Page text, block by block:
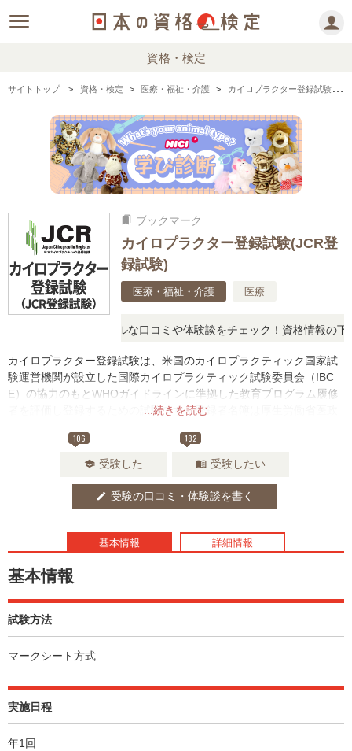
資格・検定
サイトトップ 資格・検定 医療・福祉・介護 カイロプラクター登録試験(JCR登録試験)の情報まとめ・口コミ・体験談
bookmarks ブックマーク
カイロプラクター登録試験(JCR登
録試験)
医療・福祉・介護 医療
に思ったら、リアルな口コミや体験談をチェック！資格情報の下か
...続きを読む
カイロプラクター登録試験は、米国のカイロプラクティック国家試
験運営機関が設立した国際カイロプラクティック試験委員会（IBC
E）の協力のもとWHOガイドラインに準拠した教育プログラム履修
者を評価し登録するための試験です。登録者名簿は厚生労働省医政
106
school 受験した
182
menu_book 受験したい
edit 受験の口コミ・体験談を書く
基本情報 詳細情報
基本情報
試験方法
マークシート方式
実施日程
年1回